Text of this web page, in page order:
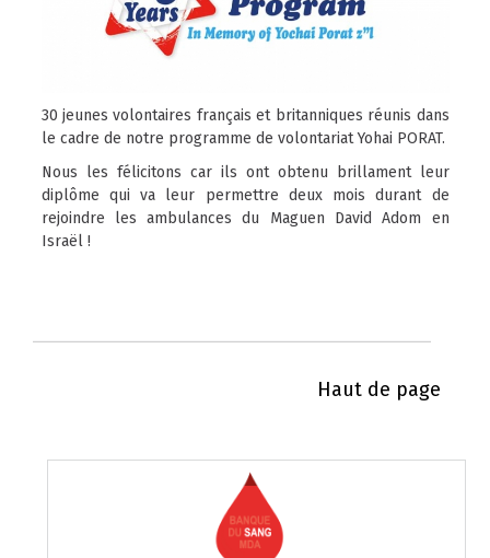
30 jeunes volontaires français et britanniques réunis dans
le cadre de notre programme de volontariat Yohai PORAT.
Nous les félicitons car ils ont obtenu brillament leur
diplôme qui va leur permettre deux mois durant de
rejoindre les ambulances du Maguen David Adom en
Israël !
Haut de page